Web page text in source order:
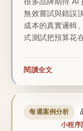
無效嘗試與錯誤
成本的真實邏輯
式測試把預算花
閱讀全文
每週案例分析
小程序